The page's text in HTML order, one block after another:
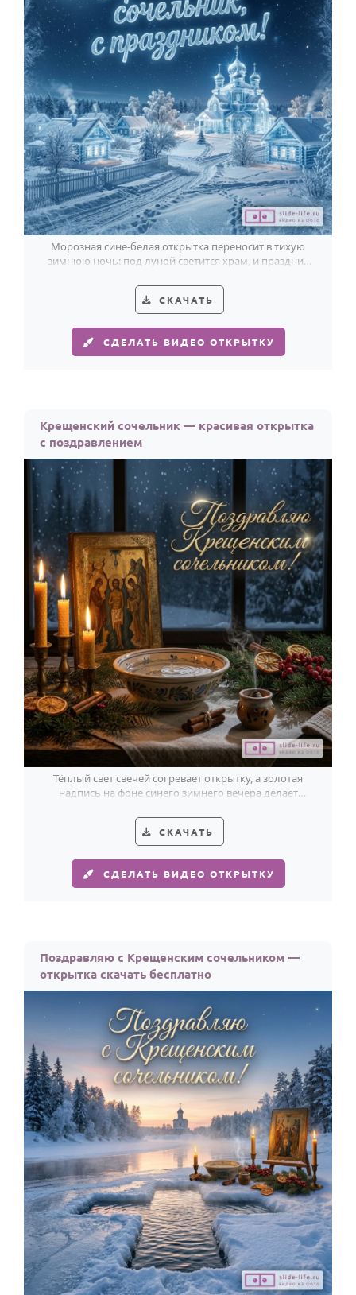
Морозная сине-белая открытка переносит в тихую
зимнюю ночь: под луной светится храм, и праздник
СКАЧАТЬ
СДЕЛАТЬ ВИДЕО ОТКРЫТКУ
Крещенский сочельник — красивая открытка
с поздравлением
Тёплый свет свечей согревает открытку, а золотая
надпись на фоне синего зимнего вечера делает
СКАЧАТЬ
СДЕЛАТЬ ВИДЕО ОТКРЫТКУ
Поздравляю с Крещенским сочельником —
открытка скачать бесплатно